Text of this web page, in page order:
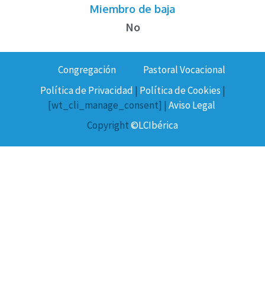
Miembro de baja
No
Congregación
Pastoral Vocacional
Política de Privacidad | Política de Cookies |
[wt_cli_manage_consent] | Aviso Legal
Copyright©LCIbérica